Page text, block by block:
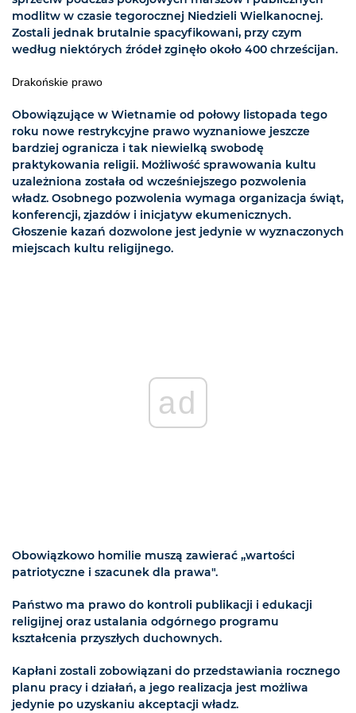
modlitw w czasie tegorocznej Niedzieli Wielkanocnej.
Zostali jednak brutalnie spacyfikowani, przy czym
według niektórych źródeł zginęło około 400 chrześcijan.
Drakońskie prawo
Obowiązujące w Wietnamie od połowy listopada tego
roku nowe restrykcyjne prawo wyznaniowe jeszcze
bardziej ogranicza i tak niewielką swobodę
praktykowania religii. Możliwość sprawowania kultu
uzależniona została od wcześniejszego pozwolenia
władz. Osobnego pozwolenia wymaga organizacja świąt,
konferencji, zjazdów i inicjatyw ekumenicznych.
Głoszenie kazań dozwolone jest jedynie w wyznaczonych
miejscach kultu religijnego.
ad
Obowiązkowo homilie muszą zawierać „wartości
patriotyczne i szacunek dla prawa".
Państwo ma prawo do kontroli publikacji i edukacji
religijnej oraz ustalania odgórnego programu
kształcenia przyszłych duchownych.
Kapłani zostali zobowiązani do przedstawiania rocznego
planu pracy i działań, a jego realizacja jest możliwa
jedynie po uzyskaniu akceptacji władz.